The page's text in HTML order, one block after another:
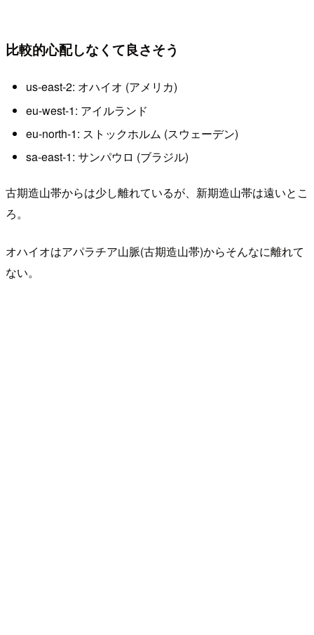
比較的心配しなくて良さそう
us-east-2: オハイオ (アメリカ)
eu-west-1: アイルランド
eu-north-1: ストックホルム (スウェーデン)
sa-east-1: サンパウロ (ブラジル)
古期造山帯からは少し離れているが、新期造山帯は遠いとこ
ろ。
オハイオはアパラチア山脈(古期造山帯)からそんなに離れて
ない。